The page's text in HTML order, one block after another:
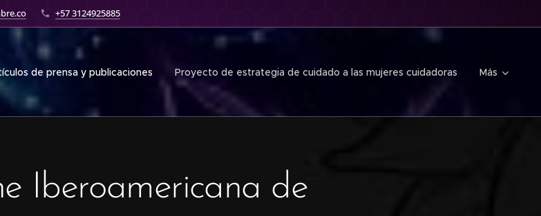
+57 3124925885
de prensa y publicaciones Proyecto de estrategia de cuidado a las mujeres cuidadoras Más
Iberoamericana de